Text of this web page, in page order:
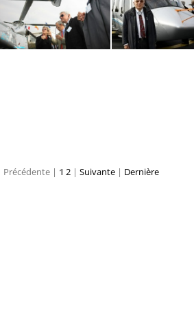
AAE-2010-visite- AAE-
Précédente | 1 2 | Suivante | Dernière